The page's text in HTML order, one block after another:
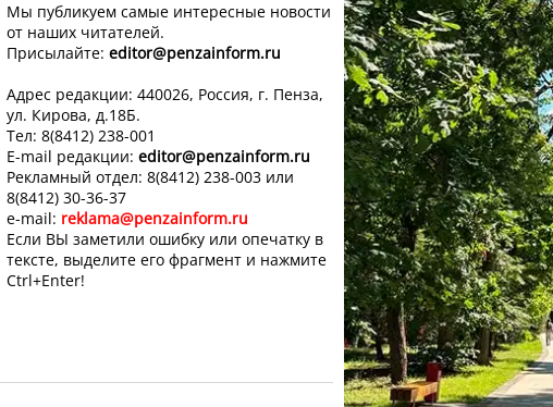
Мы публикуем самые интересные новости
от наших читателей.
Присылайте: editor@penzainform.ru
Адрес редакции: 440026, Россия, г. Пенза,
ул. Кирова, д.18Б.
Тел: 8(8412) 238-001
E-mail редакции: editor@penzainform.ru
Рекламный отдел: 8(8412) 238-003 или
8(8412) 30-36-37
e-mail: reklama@penzainform.ru
Если ВЫ заметили ошибку или опечатку в
тексте, выделите его фрагмент и нажмите
Ctrl+Enter!